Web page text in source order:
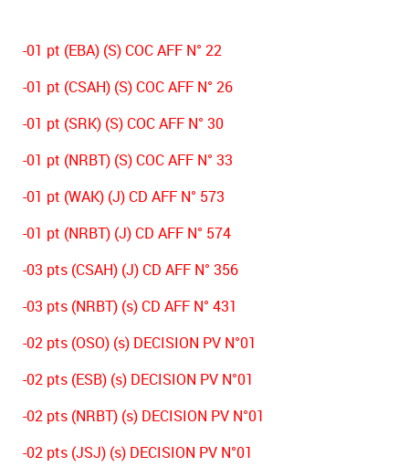
-01 pt (EBA) (S) COC AFF N° 22
-01 pt (CSAH) (S) COC AFF N° 26
-01 pt (SRK) (S) COC AFF N° 30
-01 pt (NRBT) (S) COC AFF N° 33
-01 pt (WAK) (J) CD AFF N° 573
-01 pt (NRBT) (J) CD AFF N° 574
-03 pts (CSAH) (J) CD AFF N° 356
-03 pts (NRBT) (s) CD AFF N° 431
-02 pts (OSO) (s) DECISION PV N°01
-02 pts (ESB) (s) DECISION PV N°01
-02 pts (NRBT) (s) DECISION PV N°01
-02 pts (JSJ) (s) DECISION PV N°01